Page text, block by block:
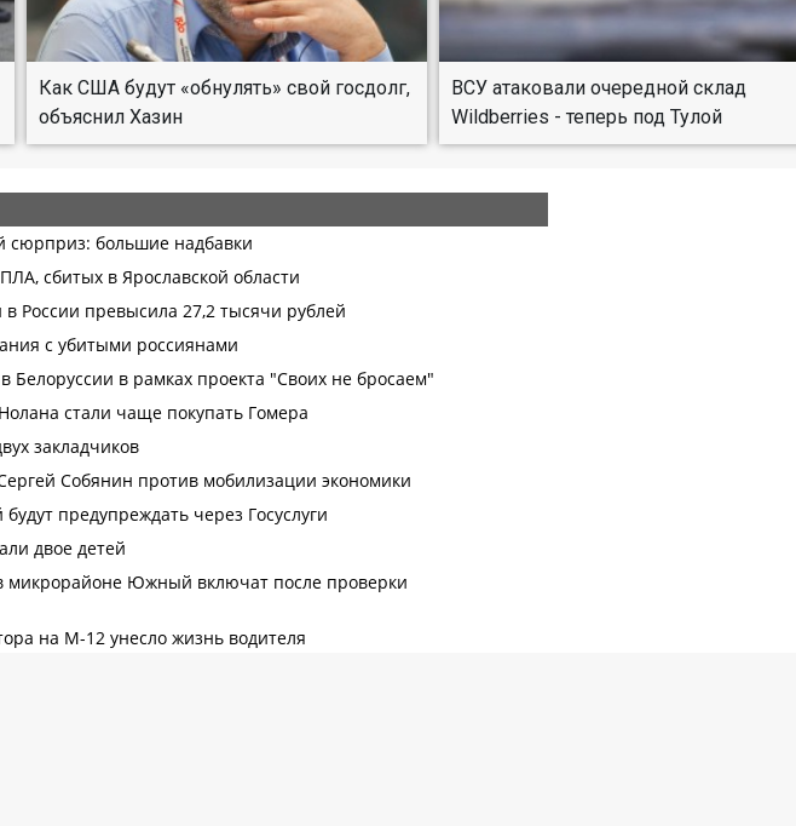
Как США будут «обнулять» свой госдолг,
объяснил Хазин
ВСУ атаковали очередной склад
Wildberries - теперь под Тулой